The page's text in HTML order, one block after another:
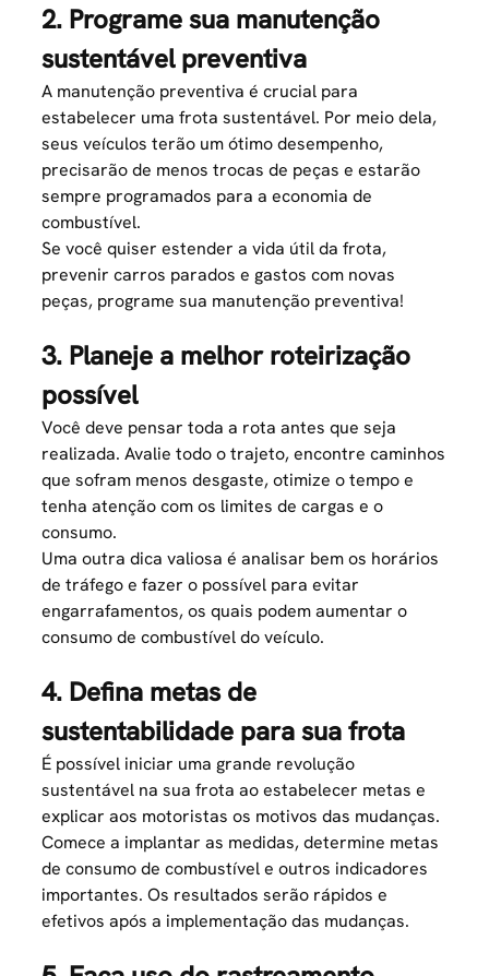
2. Programe sua manutenção
sustentável preventiva
A manutenção preventiva é crucial para
estabelecer uma frota sustentável. Por meio dela,
seus veículos terão um ótimo desempenho,
precisarão de menos trocas de peças e estarão
sempre programados para a economia de
combustível.
Se você quiser estender a vida útil da frota,
prevenir carros parados e gastos com novas
peças, programe sua manutenção preventiva!
3. Planeje a melhor roteirização
possível
Você deve pensar toda a rota antes que seja
realizada. Avalie todo o trajeto, encontre caminhos
que sofram menos desgaste, otimize o tempo e
tenha atenção com os limites de cargas e o
consumo.
Uma outra dica valiosa é analisar bem os horários
de tráfego e fazer o possível para evitar
engarrafamentos, os quais podem aumentar o
consumo de combustível do veículo.
4. Defina metas de
sustentabilidade para sua frota
É possível iniciar uma grande revolução
sustentável na sua frota ao estabelecer metas e
explicar aos motoristas os motivos das mudanças.
Comece a implantar as medidas, determine metas
de consumo de combustível e outros indicadores
importantes. Os resultados serão rápidos e
efetivos após a implementação das mudanças.